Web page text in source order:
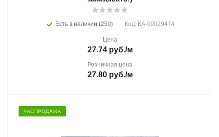
Есть в наличии (250) Код: КА-00029474
Цена
27.74руб./м
Розничная цена
27.80руб./м
РАСПРОДАЖА